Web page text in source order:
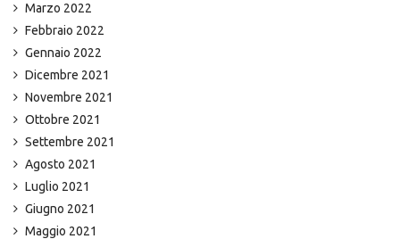
Marzo 2022
Febbraio 2022
Gennaio 2022
Dicembre 2021
Novembre 2021
Ottobre 2021
Settembre 2021
Agosto 2021
Luglio 2021
Giugno 2021
Maggio 2021